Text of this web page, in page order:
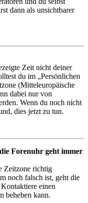
dann als unsichtbarer
Zeit nicht deiner
du im „Persönlichen
(Mitteleuropäische
dabei nur von
Wenn du noch nicht
dies jetzt zu tun.
Forenuhr geht immer
Zeitzone richtig
noch falsch ist, geht die
einen
beheben kann.